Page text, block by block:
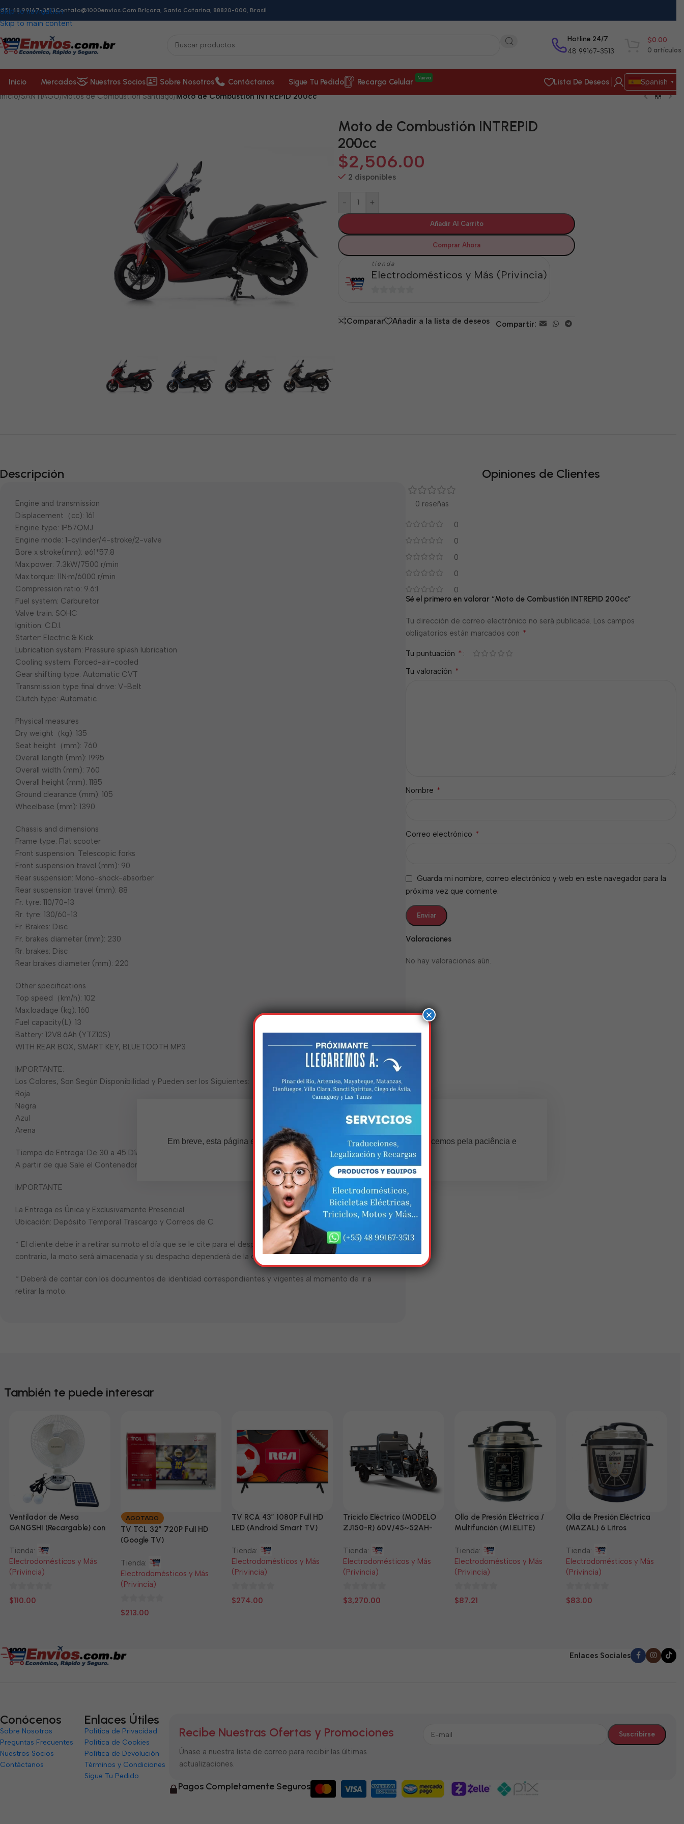
Skip to navigation
Skip to main content
48 99167-3513Contato@1000envios.com.brIçara, Santa Catarina, 88820-000, Brasil
Hotline 24/7
48 99167-3513 0 artículos
$0.00
Inicio Mercados Nuestros Socios Sobre Nosotros Contáctanos Sigue Tu Pedido Recarga Celular Nueva Lista De Deseos Spanish ▼
Inicio/SANTIAGO/Motos de Combustión Santiago/Moto de Combustión INTREPID 200cc
Moto de Combustión INTREPID
200cc
$2,506.00
2 disponibles
- +
Añadir Al Carrito
Comprar Ahora
tienda
Electrodomésticos y Más (Privincia)
5
Comparar Añadir a la lista de deseos Compartir:
Descripción
Engine and transmission
Displacement（cc): 161
Engine type: 1P57QMJ
Engine mode: 1-cylinder/4-stroke/2-valve
Bore x stroke(mm): ø61*57.8
Max.power: 7.3kW/7500 r/min
Max.torque: 11N·m/6000 r/min
Compression ratio: 9.6:1
Fuel system: Carburetor
Valve train: SOHC
Ignition: C.D.I.
Starter: Electric & Kick
Lubrication system: Pressure splash lubrication
Cooling system: Forced-air-cooled
Gear shifting type: Automatic CVT
Transmission type final drive: V-Belt
Clutch type: Automatic
Physical measures
Dry weight（kg): 135
Seat height（mm): 760
Overall length (mm): 1995
Overall width (mm): 760
Overall height (mm): 1185
Ground clearance (mm): 105
Wheelbase (mm): 1390
Chassis and dimensions
Frame type: Flat scooter
Front suspension: Telescopic forks
Front suspension travel (mm): 90
Rear suspension: Mono-shock-absorber
Rear suspension travel (mm): 88
Fr. tyre: 110/70-13
Rr. tyre: 130/60-13
Fr. Brakes: Disc
Fr. brakes diameter (mm): 230
Rr. brakes: Disc
Rear brakes diameter (mm): 220
Other specifications
Top speed（km/h): 102
Max.loadage (kg): 160
Fuel capacity(L): 13
Battery: 12V8.6Ah (YTZ10S)
WITH REAR BOX, SMART KEY, BLUETOOTH MP3
IMPORTANTE:
Los Colores, Son Según Disponibilidad y Pueden ser los Siguientes:
Roja
Negra
Azul
Arena
Tiempo de Entrega: De 30 a 45 Días Aproximadamente
A partir de que Sale el Contenedor
IMPORTANTE
La Entrega es Única y Exclusivamente Presencial.
Ubicación: Depósito Temporal Trascargo y Correos de C.
* El cliente debe ir a retirar su moto el día que se le cite para el despacho o dentro de 72 horas. De lo
contrario, la moto será almacenada y su despacho dependerá de la disponibilidad de la aduana.
* Deberá de contar con los documentos de identidad correspondientes y vigentes al momento de ir a
retirar la moto.
Opiniones de Clientes
0 reseñas
0
0
0
0
0
Valoraciones
No hay valoraciones aún.
Sé el primero en valorar “Moto de Combustión INTREPID 200cc”
Tu dirección de correo electrónico no será publicada. Los campos
obligatorios están marcados con *
Tu puntuación *
Tu valoración *
Nombre *
Correo electrónico *
Guarda mi nombre, correo electrónico y web en este navegador para la
próxima vez que comente.
También te puede interesar
Ventilador de Mesa
GANGSHI (Recargable) con
Tienda:
Electrodomésticos y Más
(Privincia)
0
$110.00
AGOTADO
TV TCL 32” 720P Full HD
(Google TV)
Tienda:
Electrodomésticos y Más
(Privincia)
0
$213.00
TV RCA 43” 1080P Full HD
LED (Android Smart TV)
Tienda:
Electrodomésticos y Más
(Privincia)
0
$274.00
Triciclo Eléctrico (MODELO
ZJ150-R) 60V/45~52AH-
Tienda:
Electrodomésticos y Más
(Privincia)
0
$3,270.00
Olla de Presión Eléctrica /
Multifunción (MI.ELITE)
Tienda:
Electrodomésticos y Más
(Privincia)
0
$87.21
Olla de Presión Eléctrica
(MAZAL) 6 Litros
Tienda:
Electrodomésticos y Más
(Privincia)
0
$83.00
Enlaces Sociales
Conócenos
Sobre Nosotros
Preguntas Frecuentes
Nuestros Socios
Contáctanos
Enlaces Útiles
Política de Privacidad
Política de Cookies
Política de Devolución
Términos y Condiciones
Sigue Tu Pedido
Recibe Nuestras Ofertas y Promociones
Únase a nuestra lista de correo para recibir las últimas
actualizaciones.
Pagos Completamente Seguros
×
Estamos trabalhando nisso!
Em breve, esta página estará disponível com novidades incríveis. Agradecemos pela paciência e
compreensão.